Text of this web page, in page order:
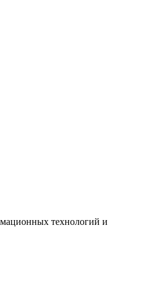
технологий и